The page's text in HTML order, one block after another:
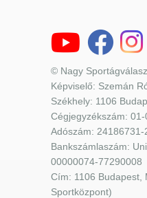
© Nagy
Képviselő: Szemán
Székhely: 1106
Cégjegyzékszám:
Adószám: 24186731-
Bankszámlaszám:
00000074-77290008
Cím: 1106 Budapest,
Sportközpont)